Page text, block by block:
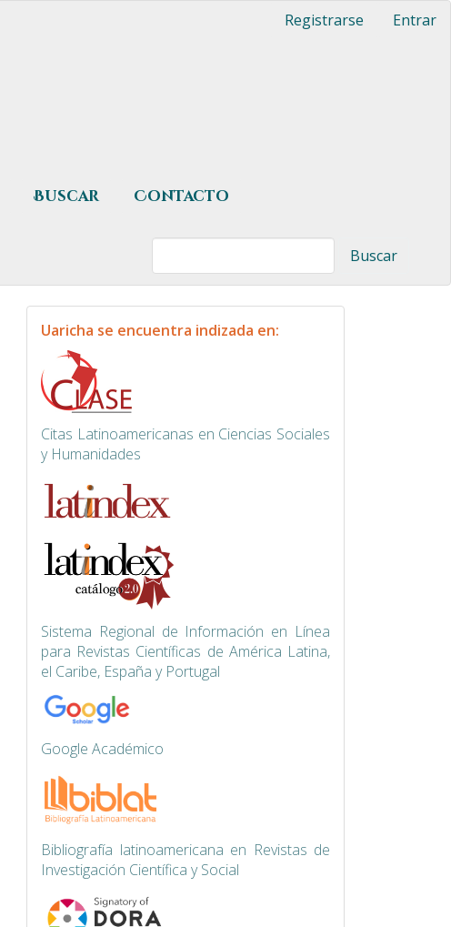
Registrarse Entrar
Buscar Contacto
Buscar
indexacion
Uaricha se encuentra indizada en:
Citas Latinoamericanas en Ciencias Sociales
y Humanidades
Sistema Regional de Información en Línea
para Revistas Científicas de América Latina,
el Caribe, España y Portugal
Google Académico
Bibliografía latinoamericana en Revistas de
Investigación Científica y Social